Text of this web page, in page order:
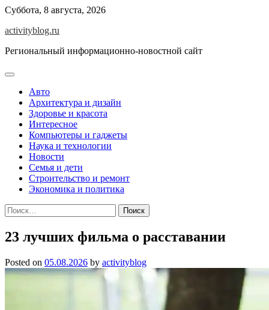
Skip
content
Суббота, 8 августа, 2026
activityblog.ru
Региональный информационно-новостной сайт
Авто
Архитектура и дизайн
Здоровье и красота
Интересное
Компьютеры и гаджеты
Наука и технологии
Новости
Семья и дети
Строительство и ремонт
Экономика и политика
Найти:
23 лучших фильма о расставании
Posted on 05.08.2026 by activityblog